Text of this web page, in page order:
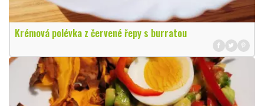
Krémová polévka z červené řepy s burratou